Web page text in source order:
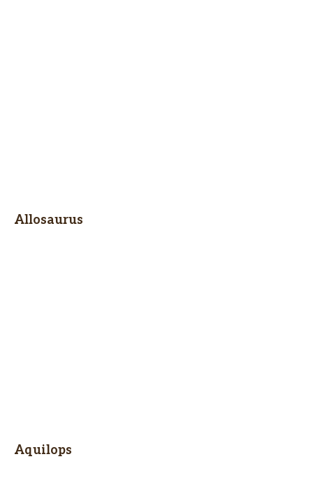
Allosaurus
Aquilops